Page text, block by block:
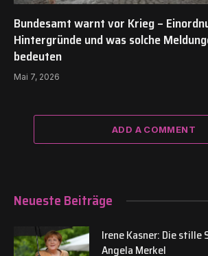
Bundesamt warnt vor Krieg –
Hintergründe und was solche
bedeuten
Mai 7, 2026
ADD A COMMENT
Neueste Beiträge
Irene Kasner: Die stille
Angela Merkel